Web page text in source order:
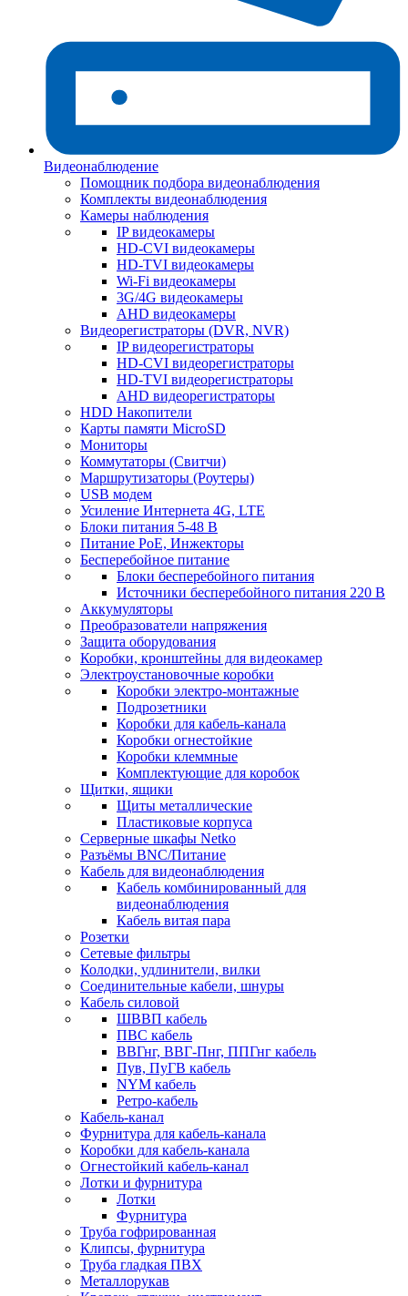
Видеонаблюдение
Помощник подбора видеонаблюдения
Комплекты видеонаблюдения
Камеры наблюдения
IP видеокамеры
HD-CVI видеокамеры
HD-TVI видеокамеры
Wi-Fi видеокамеры
3G/4G видеокамеры
AHD видеокамеры
Видеорегистраторы (DVR, NVR)
IP видеорегистраторы
HD-CVI видеорегистраторы
HD-TVI видеорегистраторы
AHD видеорегистраторы
HDD Накопители
Карты памяти MicroSD
Мониторы
Коммутаторы (Свитчи)
Маршрутизаторы (Роутеры)
USB модем
Усиление Интернета 4G, LTE
Блоки питания 5-48 В
Питание PoE, Инжекторы
Бесперебойное питание
Блоки бесперебойного питания
Источники бесперебойного питания 220 В
Аккумуляторы
Преобразователи напряжения
Защита оборудования
Коробки, кронштейны для видеокамер
Электроустановочные коробки
Коробки электро-монтажные
Подрозетники
Коробки для кабель-канала
Коробки огнестойкие
Коробки клеммные
Комплектующие для коробок
Щитки, ящики
Щиты металлические
Пластиковые корпуса
Серверные шкафы Netko
Разъёмы BNC/Питание
Кабель для видеонаблюдения
Кабель комбинированный для
видеонаблюдения
Кабель витая пара
Розетки
Сетевые фильтры
Колодки, удлинители, вилки
Соединительные кабели, шнуры
Кабель силовой
ШВВП кабель
ПВС кабель
ВВГнг, ВВГ-Пнг, ППГнг кабель
Пув, ПуГВ кабель
NYM кабель
Ретро-кабель
Кабель-канал
Фурнитура для кабель-канала
Коробки для кабель-канала
Огнестойкий кабель-канал
Лотки и фурнитура
Лотки
Фурнитура
Труба гофрированная
Клипсы, фурнитура
Труба гладкая ПВХ
Металлорукав